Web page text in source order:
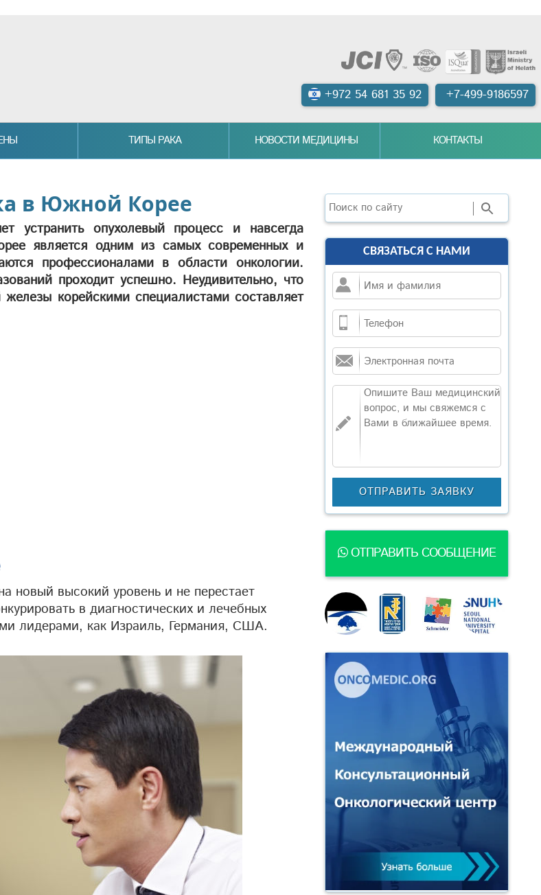
+7-499-9186597
+972 54 681 35 92
ТИПЫ РАКА НОВОСТИ МЕДИЦИНЫ КОНТАКТЫ
в Южной Корее
устранить опухолевый процесс и навсегда
является одним из самых современных и
профессионалами в области онкологии.
проходит успешно. Неудивительно, что
корейскими специалистами составляет
высокий уровень и не перестает
в диагностических и лечебных
лидерами, как Израиль, Германия, США.
Поиск
СВЯЗАТЬСЯ С НАМИ
ОТПРАВИТЬ СООБЩЕНИЕ